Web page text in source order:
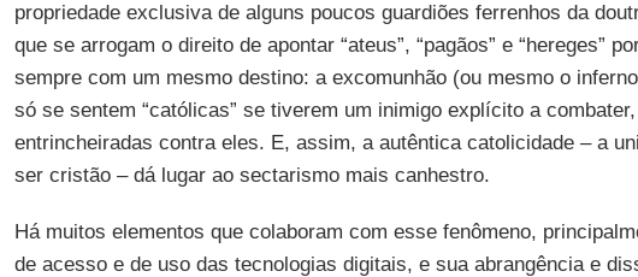
propriedade exclusiva de alguns poucos guardiões ferrenhos da
que se arrogam o direito de apontar “ateus”, “pagãos” e “hereges”
sempre com um mesmo destino: a excomunhão (ou mesmo o
só se sentem “católicas” se tiverem um inimigo explícito a
entrincheiradas contra eles. E, assim, a autêntica catolicidade – a
ser cristão – dá lugar ao sectarismo mais canhestro.
Há muitos elementos que colaboram com esse fenômeno,
de acesso e de uso das tecnologias digitais, e sua abrangência e